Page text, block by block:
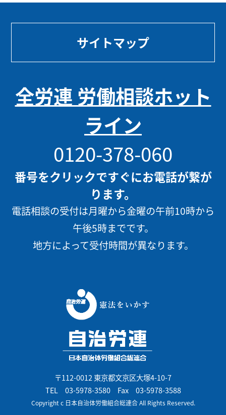
サイトマップ
全労連 労働相談ホット
ライン
0120-378-060
番号をクリックですぐにお電話が繋が
ります。
電話相談の受付は月曜から金曜の午前10時から
午後5時までです。
地方によって受付時間が異なります。
〒112-0012 東京都文京区大塚4-10-7
TEL 03-5978-3580Fax 03-5978-3588
Copyright c 日本自治体労働組合総連合 All Rights Reserved.